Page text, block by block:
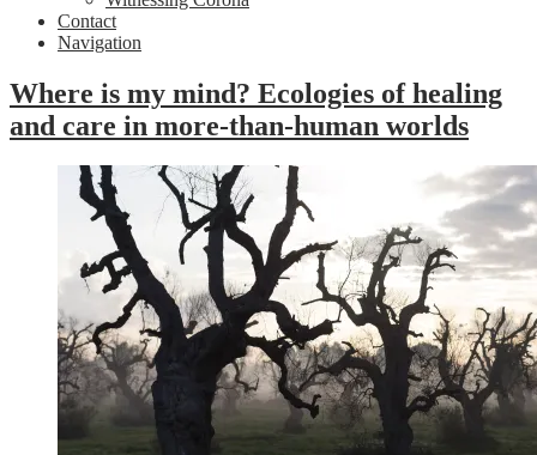
Contact
Navigation
Where is my mind? Ecologies of healing
and care in more-than-human worlds